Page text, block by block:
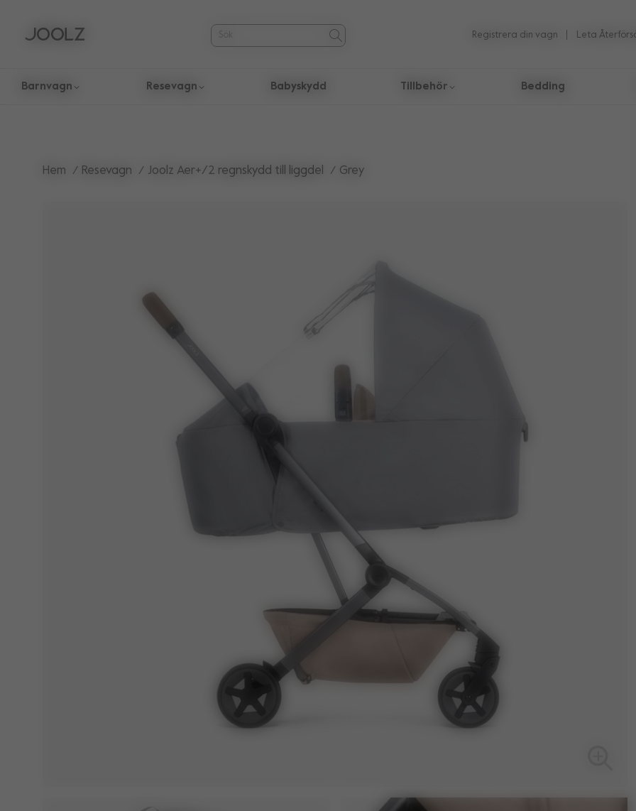
Registrera din vagn Leta
Barnvagn Resevagn Babyskydd Tillbehör Bedding
Hem Resevagn Joolz Aer+/2 regnskydd till liggdel Grey